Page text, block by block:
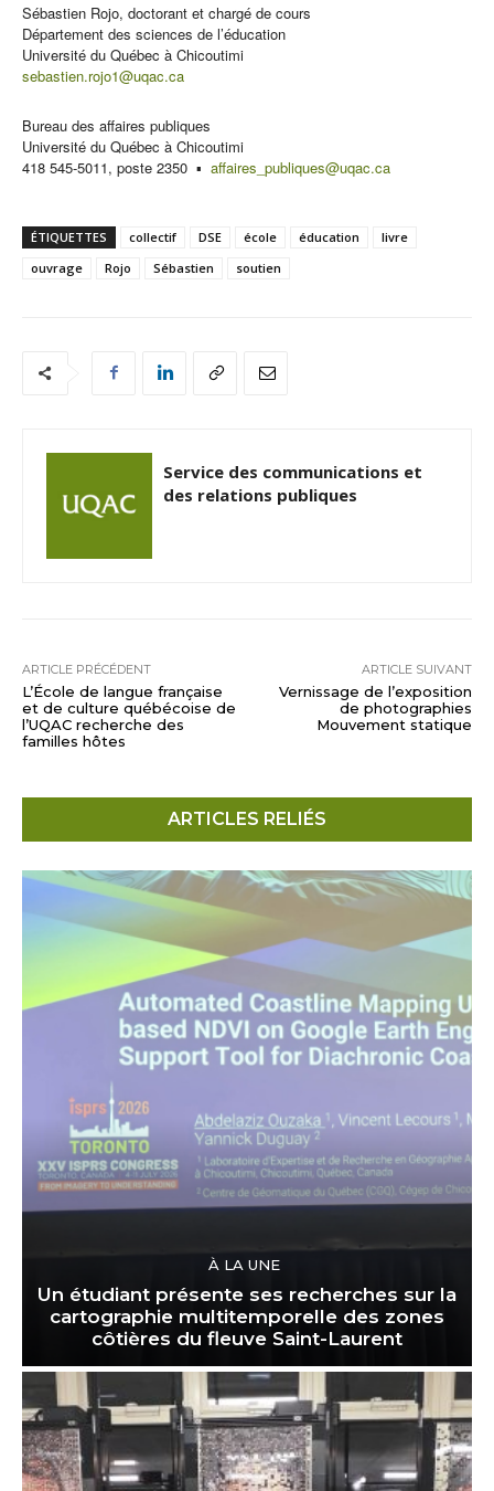
Sébastien Rojo, doctorant et chargé de cours
Département des sciences de l’éducation
Université du Québec à Chicoutimi
sebastien.rojo1@uqac.ca
Bureau des affaires publiques
Université du Québec à Chicoutimi
418 545-5011, poste 2350 ▪ affaires_publiques@uqac.ca
ÉTIQUETTES collectif DSE école éducation
livre
ouvrage
Rojo Sébastien soutien
Service des communications et
des relations publiques
ARTICLE PRÉCÉDENT
L’École de langue française
et de culture québécoise de
l’UQAC recherche des
familles hôtes
ARTICLE SUIVANT
Vernissage de l’exposition
de photographies
Mouvement statique
ARTICLES RELIÉS
À LA UNE
Un étudiant présente ses recherches sur la
cartographie multitemporelle des zones
côtières du fleuve Saint-Laurent